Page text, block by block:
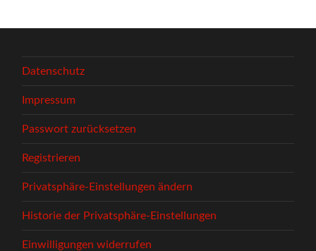
Datenschutz
Impressum
Passwort zurücksetzen
Registrieren
Privatsphäre-Einstellungen ändern
Historie der Privatsphäre-Einstellungen
Einwilligungen widerrufen